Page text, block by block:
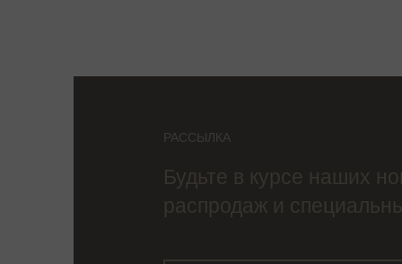
РАССЫЛКА
Будьте в курсе наших
распродаж и